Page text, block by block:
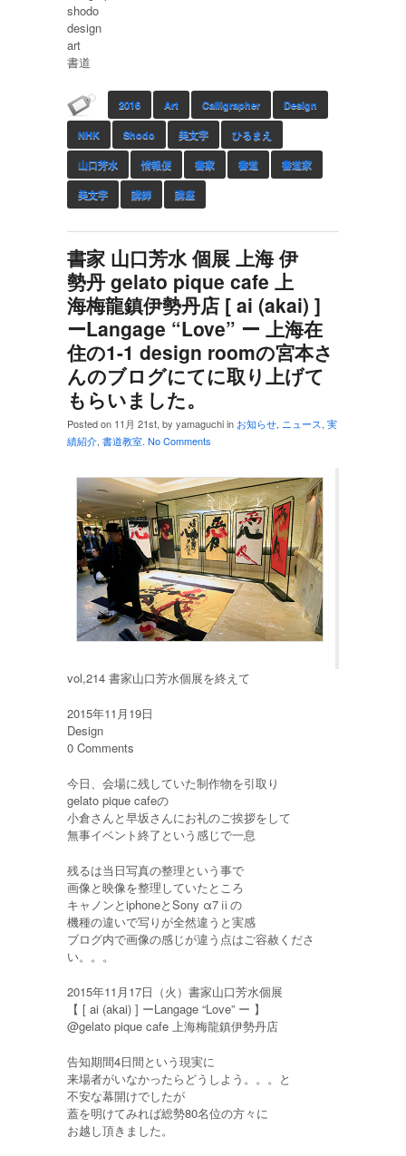
‪shodo‬
‪design‬
‪‎art‬
‎書道‬
2016 Art Calligrapher Design
NHK Shodo ‎美文字 ひるまえ
山口芳水 情報便 書家 書道 書道家
美文字 講師 講座
書家 山口芳水 個展 上海 伊
勢丹 gelato pique cafe 上
海梅龍鎮伊勢丹店 [ ai (akai) ]
ーLangage “Love” ー 上海在
住の1-1 design roomの宮本さ
んのブログにてに取り上げて
もらいました。
Posted on 11月 21st, by yamaguchi in お知らせ, ニュース, 実
績紹介, 書道教室. No Comments
vol,214 書家山口芳水個展を終えて
2015年11月19日
Design
0 Comments
今日、会場に残していた制作物を引取り
gelato pique cafeの
小倉さんと早坂さんにお礼のご挨拶をして
無事イベント終了という感じで一息
残るは当日写真の整理という事で
画像と映像を整理していたところ
キャノンとiphoneとSony α7ⅱの
機種の違いで写りが全然違うと実感
ブログ内で画像の感じが違う点はご容赦くださ
い。。。
2015年11月17日（火）書家山口芳水個展
【 [ ai (akai) ] ーLangage “Love” ー 】
@gelato pique cafe 上海梅龍鎮伊勢丹店
告知期間4日間という現実に
来場者がいなかったらどうしよう。。。と
不安な幕開けでしたが
蓋を明けてみれば総勢80名位の方々に
お越し頂きました。